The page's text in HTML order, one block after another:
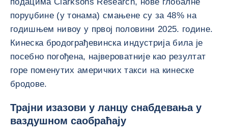
поруџбине (у тонама) смањене су за 48% на
годишњем нивоу у првој половини 2025. године.
Кинеска бродограђевинска индустрија била је
посебно погођена, највероватније као резултат
горе поменутих америчких такси на кинеске
бродове.
Трајни изазови у ланцу снабдевања у
ваздушном саобраћају